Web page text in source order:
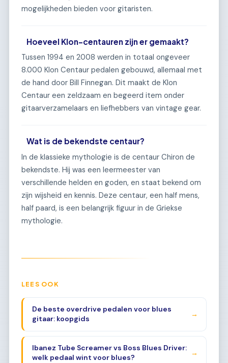
mogelijkheden bieden voor gitaristen.
Hoeveel Klon-centauren zijn er gemaakt?
Tussen 1994 en 2008 werden in totaal ongeveer
8.000 Klon Centaur pedalen gebouwd, allemaal met
de hand door Bill Finnegan. Dit maakt de Klon
Centaur een zeldzaam en begeerd item onder
gitaarverzamelaars en liefhebbers van vintage gear.
Wat is de bekendste centaur?
In de klassieke mythologie is de centaur Chiron de
bekendste. Hij was een leermeester van
verschillende helden en goden, en staat bekend om
zijn wijsheid en kennis. Deze centaur, een half mens,
half paard, is een belangrijk figuur in de Griekse
mythologie.
LEES OOK
De beste overdrive pedalen voor blues
gitaar: koopgids
→
Ibanez Tube Screamer vs Boss Blues Driver:
welk pedaal wint voor blues?
→